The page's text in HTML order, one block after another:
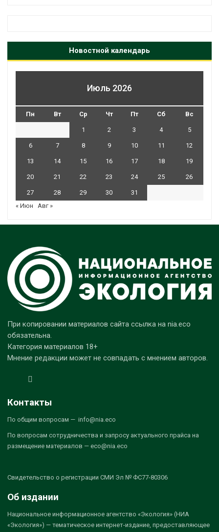
Новостной календарь
Июль 2026
Пн Вт Ср Чт Пт Сб Вс
1 2 3 4 5
6 7 8 9 10 11 12
13 14 15 16 17 18 19
20 21 22 23 24 25 26
27 28 29 30
31
« Июн
Авг »
При копировании материалов сайта ссылка на nia.eco
обязательна.
Категория материалов 18+
Мнение редакции может не совпадать с мнением авторов.
Контакты
По общим вопросам — info@nia.eco
По вопросам сотрудничества и запросу актуального прайса на
размещение материалов — eco@nia.eco
Свидетельство о регистрации СМИ Эл № ФС77-80306
Об издании
Национальное информационное агентство «Экология» (НИА
«Экология») — тематическое интернет-издание, предоставляющее